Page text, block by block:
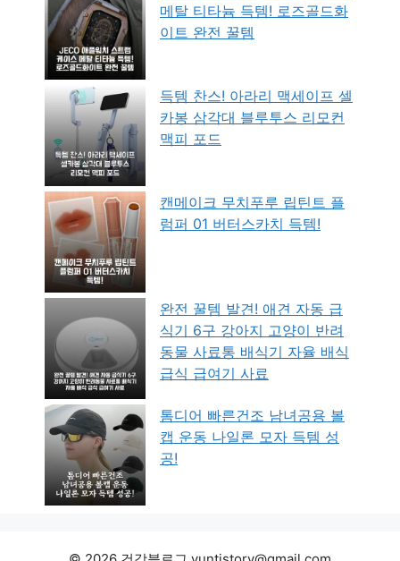
메탈 티타늄 득템! 로즈골드화
이트 완전 꿀템
득템 찬스! 아라리 맥세이프 셀
카봉 삼각대 블루투스 리모컨
맥피 포드
캔메이크 무치푸루 립틴트 플
럼퍼 01 버터스카치 득템!
완전 꿀템 발견! 애견 자동 급
식기 6구 강아지 고양이 반려
동물 사료통 배식기 자율 배식
급식 급여기 사료
톰디어 빠른건조 남녀공용 볼
캡 운동 나일론 모자 득템 성
공!